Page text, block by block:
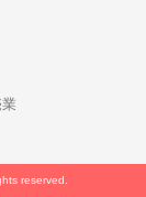
reserved.